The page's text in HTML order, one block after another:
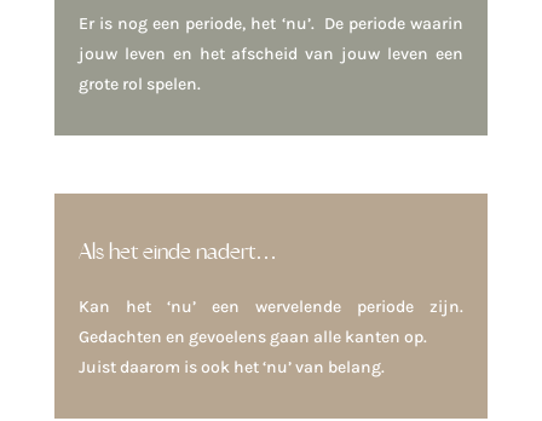
Er is nog een periode, het ‘nu’. De periode waarin
jouw leven en het afscheid van jouw leven een
grote rol spelen.
Als het einde nadert…
Kan het ‘nu’ een wervelende periode zijn.
Gedachten en gevoelens gaan alle kanten op.
Juist daarom is ook het ‘nu’ van belang.